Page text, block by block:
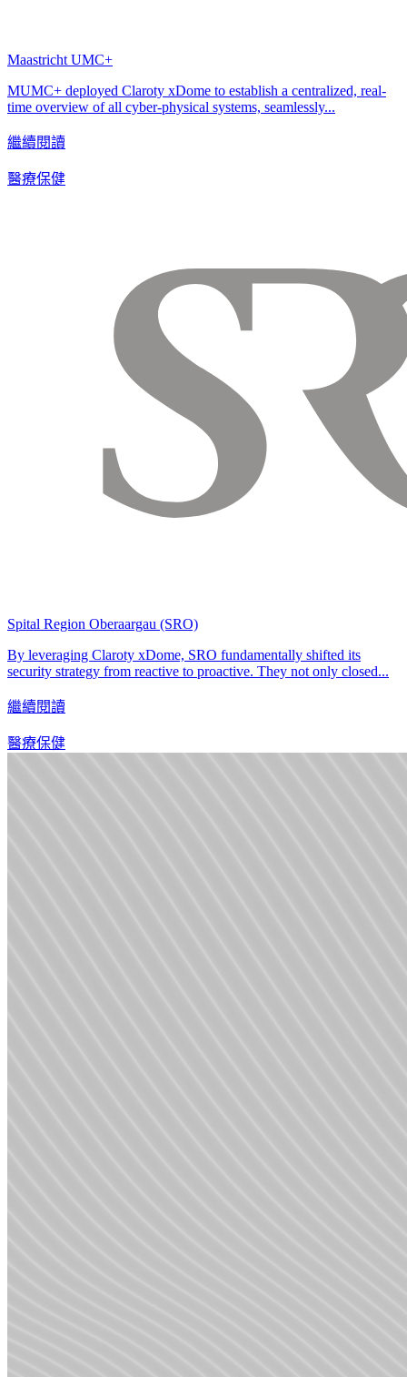
Maastricht UMC+
MUMC+ deployed Claroty xDome to establish a centralized, real-
time overview of all cyber-physical systems, seamlessly...
繼續閱讀
醫療保健
Spital Region Oberaargau (SRO)
By leveraging Claroty xDome, SRO fundamentally shifted its
security strategy from reactive to proactive. They not only closed...
繼續閱讀
醫療保健